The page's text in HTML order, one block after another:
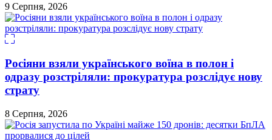
9 Серпня, 2026
Росіяни взяли українського воїна в полон і
одразу розстріляли: прокуратура розслідує нову
страту
8 Серпня, 2026